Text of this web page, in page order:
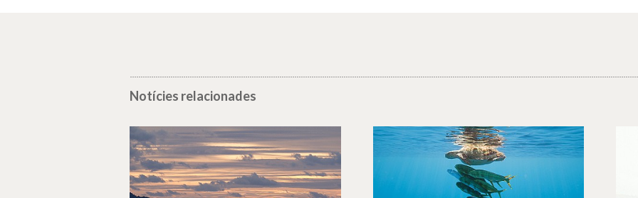
Notícies relacionades